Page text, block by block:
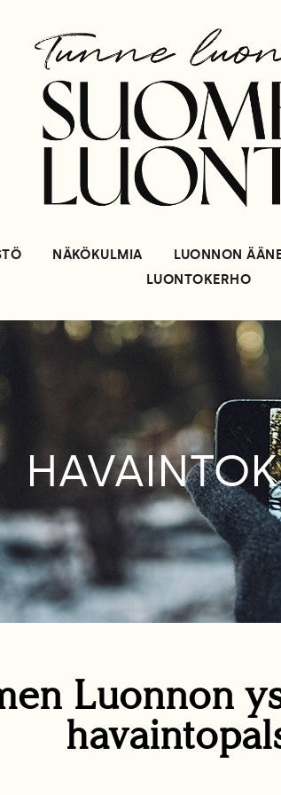
NÄKÖKULMIA LUONNON
LUONTOKERHO
Luonnon